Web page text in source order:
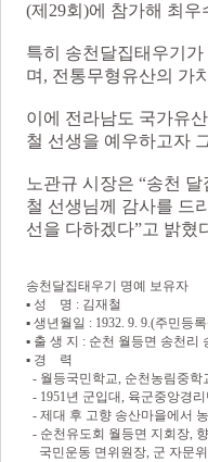
(제29회)에 참가해 최
특히 송천달집태우기
며, 전통무형유산의 가
이에 전라남도 국가유
철 선생을 예우하고자
노관규 시장은 “송천
철 선생님께 감사를 드
선을 다하겠다”고 밝혔
송천달집태우기 명예 보유자
▪ 성 명 : 김재철
▪ 생년월일 : 1932. 9. 9.(주민등
▪ 출 생 지 : 순천 월등면 송천리
▪ 경 력
- 월등국민학교, 순천농림중학
- 1951년 군입대, 육군중앙경
- 제대 후 고향 송산마을에서
- 순천유도회 월등면 지회장,
국민운동 면위원장, 군 자문